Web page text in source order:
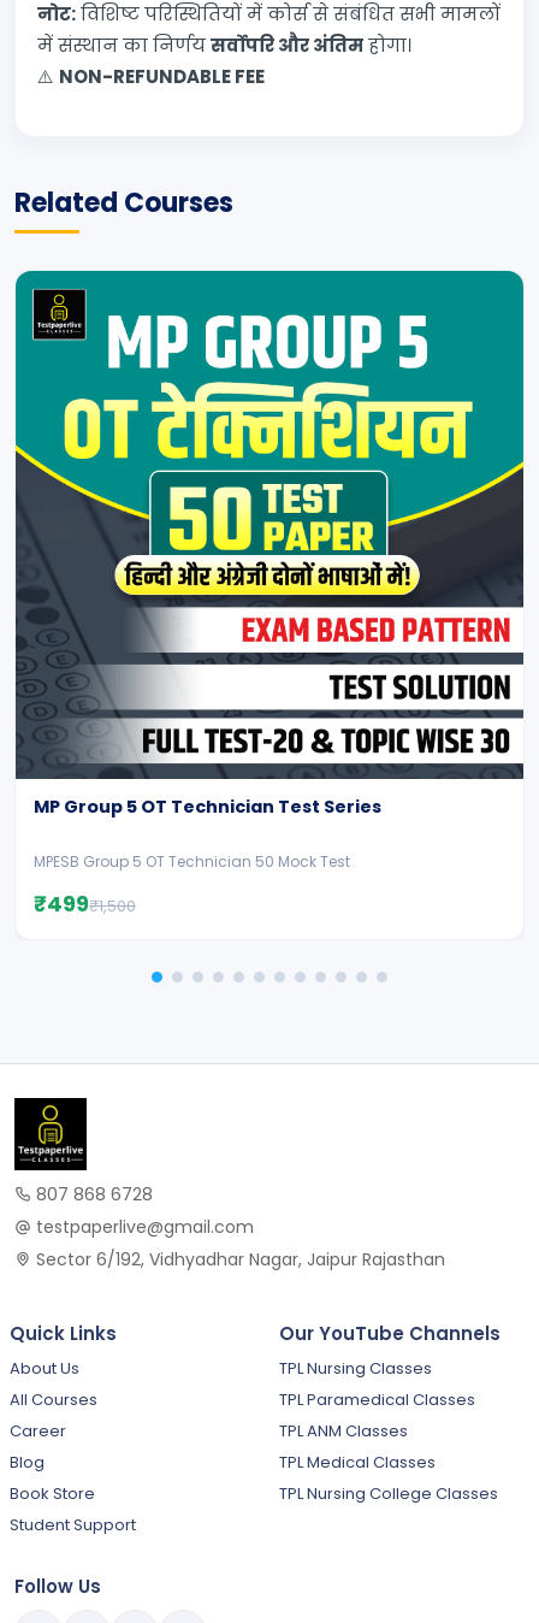
नोट:विशिष्ट परिस्थितियों में कोर्स से संबंधित सभी मामलों
में संस्थान का निर्णयसर्वोपरि और अंतिमहोगा।
⚠️ NON-REFUNDABLE FEE
Related Courses
MP Group 5 OT Technician Test Series
MPESB Group 5 OT Technician 50 Mock Test
₹499₹1,500
807 868 6728
testpaperlive@gmail.com
Sector 6/192, Vidhyadhar Nagar, Jaipur Rajasthan
Quick Links
About Us
All Courses
Career
Blog
Book Store
Student Support
Our YouTube Channels
TPL Nursing Classes
TPL Paramedical Classes
TPL ANM Classes
TPL Medical Classes
TPL Nursing College Classes
Follow Us